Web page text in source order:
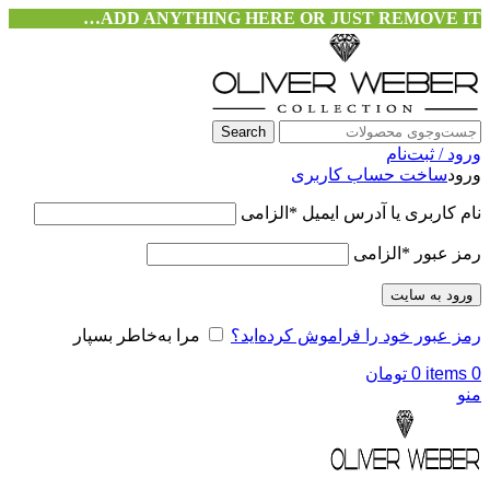
ADD ANYTHING HERE OR JUST REMOVE IT…
Search
ورود / ثبت‌نام
ورودساخت حساب کاربری
نام کاربری یا آدرس ایمیل * الزامی
رمز عبور * الزامی
ورود به سایت
رمز عبور خود را فراموش کرده‌اید؟ مرا به‌خاطر بسپار
0
items
0 تومان
منو